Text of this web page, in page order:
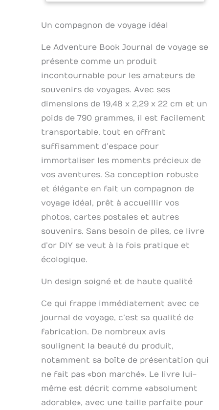
exquis x 1, plusieurs
plusieurs
taille parfaite et
vous pouvez le
mettre dans un sac
à dos lorsque vous
voyagez. Design : la
couverture en trois
dimensions et la
couverture rigide
protègent votre
journal. Chaque
journal contient une
variété de pages
rétro différentes
(150 pages), de sorte
laisser assez
d'espace pour écrire
et noter vos beaux
moments. Sac : il a
l'arrière, de sorte
ranger des timbres,
des billets de voyage
et d'autres
décorations
intéressants.
d'aventure à faire
soi-même unique,
journal de voyage,
aux photos et textes
Un compagnon de voyage idéal
Le Adventure Book Journal de voyage se
présente comme un produit
incontournable pour les amateurs de
souvenirs de voyages. Avec ses
dimensions de 19,48 x 2,29 x 22 cm et un
poids de 790 grammes, il est facilement
transportable, tout en offrant
suffisamment d’espace pour
immortaliser les moments précieux de
vos aventures. Sa conception robuste
et élégante en fait un compagnon de
voyage idéal, prêt à accueillir vos
photos, cartes postales et autres
souvenirs. Sans besoin de piles, ce livre
d’or DIY se veut à la fois pratique et
écologique.
Un design soigné et de haute qualité
Ce qui frappe immédiatement avec ce
journal de voyage, c’est sa qualité de
fabrication. De nombreux avis
soulignent la beauté du produit,
notamment sa boîte de présentation qui
ne fait pas « bon marché ». Le livre lui-
même est décrit comme « absolument
adorable », avec une taille parfaite pour